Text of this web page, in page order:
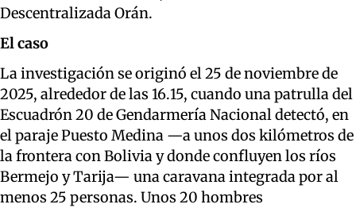
Descentralizada Orán.
El caso
La investigación se originó el 25 de noviembre de
2025, alrededor de las 16.15, cuando una patrulla del
Escuadrón 20 de Gendarmería Nacional detectó, en
el paraje Puesto Medina —a unos dos kilómetros de
la frontera con Bolivia y donde confluyen los ríos
Bermejo y Tarija— una caravana integrada por al
menos 25 personas. Unos 20 hombres